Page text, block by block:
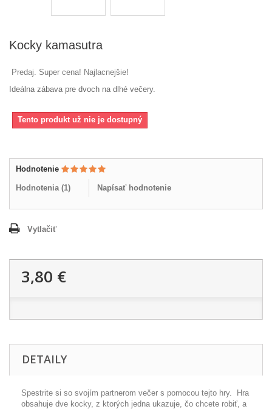
Kocky kamasutra
Predaj. Super cena! Najlacnejšie!
Ideálna zábava pre dvoch na dlhé večery.
Tento produkt už nie je dostupný
Hodnotenie
Hodnotenia (1) Napísať hodnotenie
Vytlačiť
3,80 €
DETAILY
Spestrite si so svojím partnerom večer s pomocou tejto hry.
Hra
obsahuje dve kocky, z ktorých jedna ukazuje, čo chcete robiť, a